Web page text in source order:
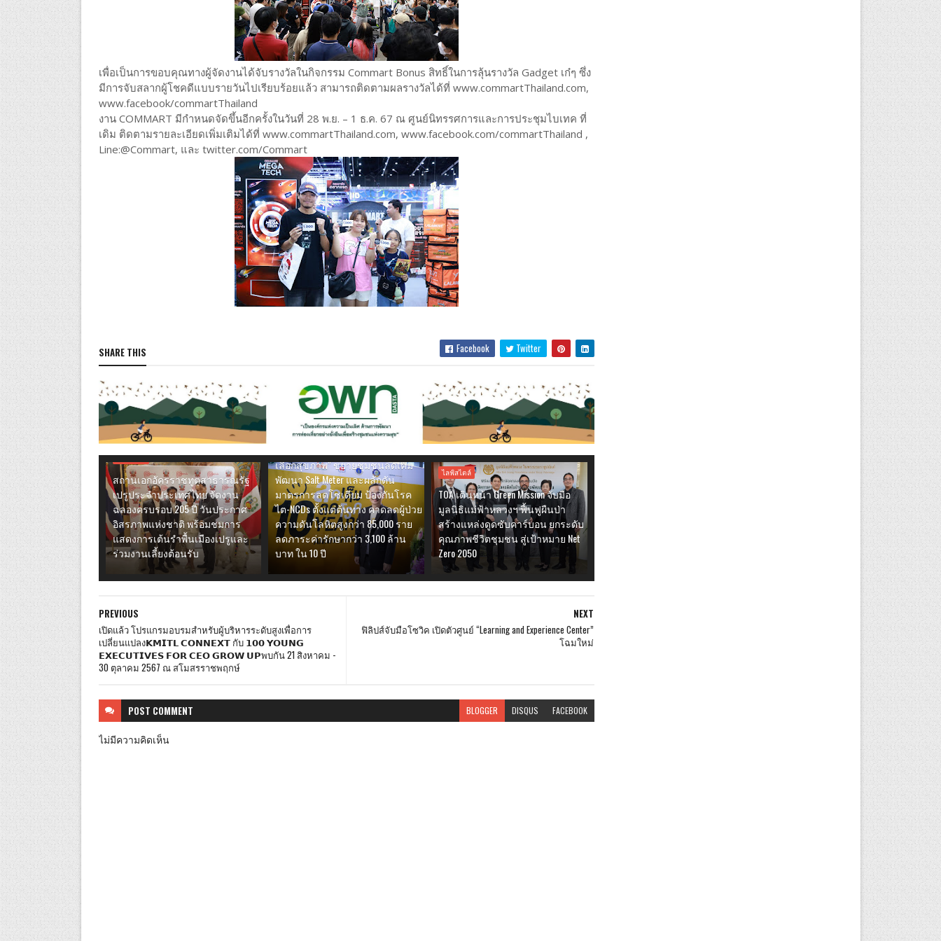
เพื่อเป็นการขอบคุณทางผู้จัดงานได้จับรางวัลในกิจกรรม Commart Bonus สิทธิ์ในการลุ้นรางวัล Gadget เก๋ๆ ซึ่ง
มีการจับสลากผู้โชคดีแบบรายวันไปเรียบร้อยแล้ว สามารถติดตามผลรางวัลได้ที่ www.commartThailand.com,
www.facebook/commartThailand
งาน COMMART มีกำหนดจัดขึ้นอีกครั้งในวันที่ 28 พ.ย. – 1 ธ.ค. 67 ณ ศูนย์นิทรรศการและการประชุมไบเทค ที่
เดิม ติดตามรายละเอียดเพิ่มเติมได้ที่ www.commartThailand.com, www.facebook.com/commartThailand ,
Line:@Commart, และ twitter.com/Commart
SHARE THIS Facebook Twitter
ไลฟ์สไตล์
สถานเอกอัครราชทูตสาธารณรัฐ
เปรูประจำประเทศไทย จัดงาน
ฉลองครบรอบ 205 ปี วันประกาศ
อิสรภาพแห่งชาติ พร้อมชมการ
แสดงการเต้นรำพื้นเมืองเปรูและ
ร่วมงานเลี้ยงต้อนรับ
ไลฟ์สไตล์
เครือข่ายลดบริโภคเค็ม ชี้ผู้ป่วยโรค
ไตเรื้อรังไทยทะลุ 1 ล้านคน ชู สสส.
เดินหน้าขับเคลื่อนสังคมลดเค็มผ่าน
เลือกสุขภาพ" ขยายชุมชนลดเค็ม
พัฒนา Salt Meter และผลักดัน
มาตรการลดโซเดียม ป้องกันโรค
ไต-NCDs ตั้งแต่ต้นทาง คาดลดผู้ป่วย
ความดันโลหิตสูงกว่า 85,000 ราย
ลดภาระค่ารักษากว่า 3,100 ล้าน
บาท ใน 10 ปี
ไลฟ์สไตล์
TOA เดินหน้า Green Mission จับมือ
มูลนิธิแม่ฟ้าหลวงฯ ฟื้นฟูผืนป่า
สร้างแหล่งดูดซับคาร์บอน ยกระดับ
คุณภาพชีวิตชุมชน สู่เป้าหมาย Net
Zero 2050
NEXT
ฟิลิปส์จับมือโซวิค เปิดตัวศูนย์ “Learning and Experience Center”
โฉมใหม่
PREVIOUS
เปิดแล้ว โปรแกรมอบรมสำหรับผู้บริหารระดับสูงเพื่อการ
เปลี่ยนแปลง𝗞𝗠𝗜𝗧𝗟 𝗖𝗢𝗡𝗡𝗘𝗫𝗧 กับ 𝟭𝟬𝟬 𝗬𝗢𝗨𝗡𝗚
𝗘𝗫𝗘𝗖𝗨𝗧𝗜𝗩𝗘𝗦 𝗙𝗢𝗥 𝗖𝗘𝗢 𝗚𝗥𝗢𝗪 𝗨𝗣พบกัน 21 สิงหาคม -
30 ตุลาคม 2567 ณ สโมสรราชพฤกษ์
POST COMMENT BLOGGER DISQUS FACEBOOK
ไม่มีความคิดเห็น